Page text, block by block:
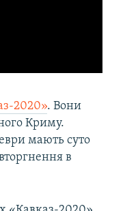
2020». Вони
Криму.
мають суто
в